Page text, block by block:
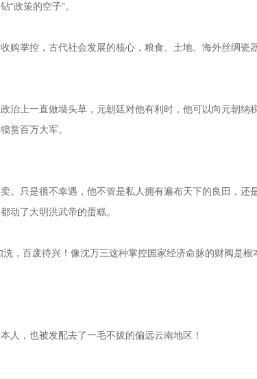
政策的空子”。
购掌控，古代社会发展的核心，粮食、土地、海外丝绸瓷
治上一直做墙头草，元朝廷对他有利时，他可以向元朝纳
赏百万大军。
。只是很不幸遇，他不管是私人拥有遍布天下的良田，还
动了大明洪武帝的蛋糕。
，百废待兴！像沈万三这种掌控国家经济命脉的财阀是根
人，也被发配去了一毛不拔的偏远云南地区！